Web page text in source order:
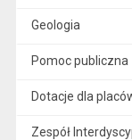
Geologia
Pomoc publiczna
Dotacje dla
Zespół